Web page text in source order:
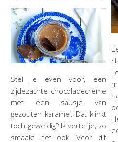
Stel je even voor, een
zijdezachte chocoladecrème
met een sausje van
gezouten karamel. Dat klinkt
toch geweldig? Ik vertel je, zo
smaakt het ook. Voor dit